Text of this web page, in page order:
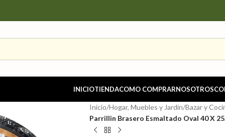
INICIOTIENDACOMO COMPRARNOSOTROS
Inicio/Hogar, Muebles y Jardín/Bazar y
Parrillin Brasero Esmaltado Oval 40 X